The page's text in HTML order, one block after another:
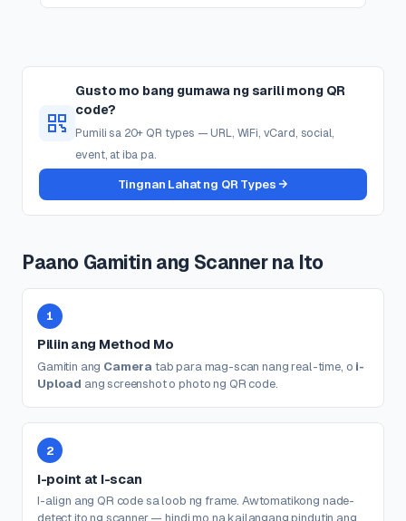
Gusto mo bang gumawa ng sarili mong QR
code?
Pumili sa 20+ QR types — URL, WiFi, vCard, social,
event, at iba pa.
Tingnan Lahat ng QR Types
Paano Gamitin ang Scanner na Ito
1
Piliin ang Method Mo
Gamitin ang Camera tab para mag-scan nang real-time, o i-
Upload ang screenshot o photo ng QR code.
2
I-point at I-scan
I-align ang QR code sa loob ng frame. Awtomatikong nade-
detect ito ng scanner — hindi mo na kailangang pindutin ang